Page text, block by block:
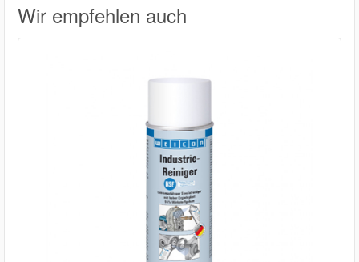
Wir empfehlen auch